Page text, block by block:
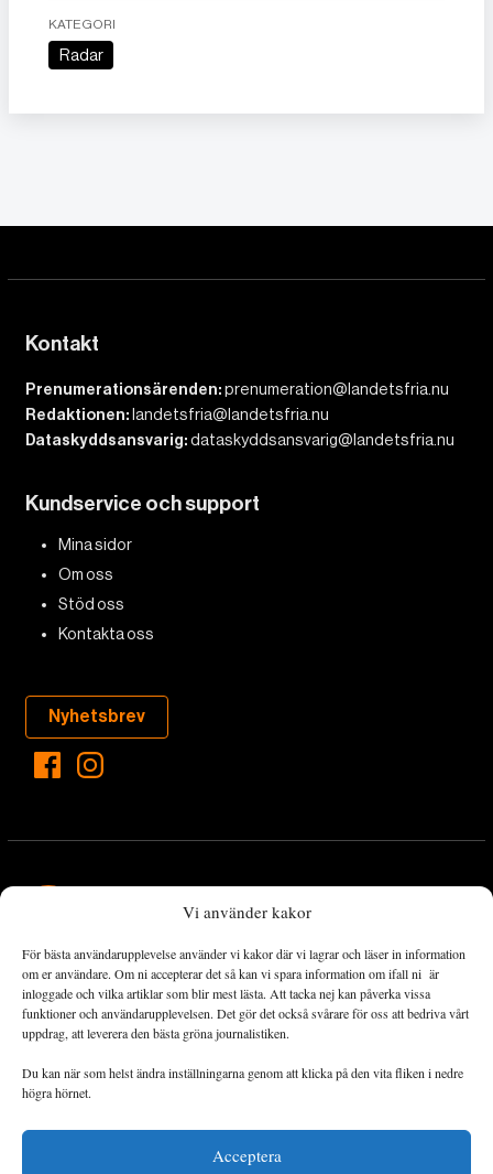
Vi använder kakor
För bästa användarupplevelse använder vi kakor där vi lagrar och läser in information
om er användare. Om ni accepterar det så kan vi spara information om ifall ni är
inloggade och vilka artiklar som blir mest lästa. Att tacka nej kan påverka vissa
funktioner och användarupplevelsen. Det gör det också svårare för oss att bedriva vårt
uppdrag, att leverera den bästa gröna journalistiken.
Du kan när som helst ändra inställningarna genom att klicka på den vita fliken i nedre
högra hörnet.
Acceptera
KATEGORI
Radar
Kontakt
Prenumerationsärenden:prenumeration@landetsfria.nu
Redaktionen: landetsfria@landetsfria.nu
Dataskyddsansvarig:dataskyddsansvarig@landetsfria.nu
Kundservice och support
Mina sidor
Om oss
Stöd oss
Kontakta oss
Nyhetsbrev
Landets Fria Tidning är en nyhetstidning med bred bevakning av
det viktigaste som händer lokalt och globalt och med fokus på
omställningsrörelsen. En omställning till ett hållbart samhälle går
både via starka och lika rättigheter för alla människor, minskade
ekonomiska och sociala klyftor, samt utrymme för allt levande att
utvecklas och frodas.